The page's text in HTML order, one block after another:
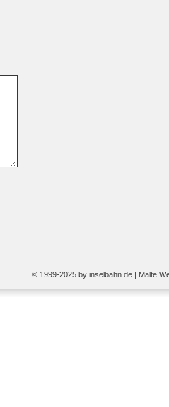
© 1999-2025 by inselbahn.de | Malte